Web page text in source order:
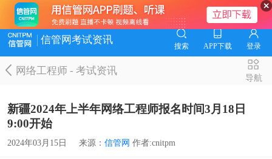
信管网考试资讯
搜索 APP下载 登录
网络工程师-考试资讯
导航
新疆2024年上半年网络工程师报名时间3月18日
9:00开始
2024年03月15日 来源： 信管网 作者:cnitpm